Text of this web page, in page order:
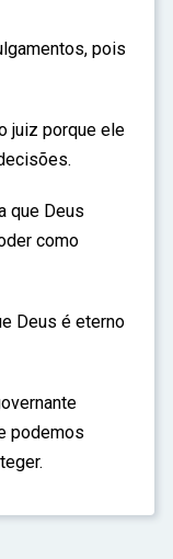
pois
juiz porque ele
que Deus
como
Deus é eterno
podemos